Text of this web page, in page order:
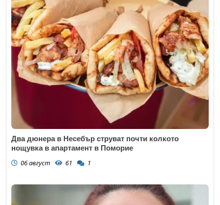
Два дюнера в Несебър струват почти колкото
нощувка в апартамент в Поморие
06 август 61 1